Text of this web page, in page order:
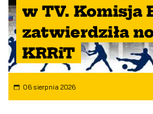
w TV. Komisja
zatwierdziła
KRRiT
06 sierpnia 2026